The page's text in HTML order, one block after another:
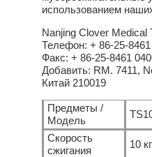
использованием
Nanjing Clover Medical
Телефон: + 86-25-8461
Факс: + 86-25-8461
Добавить: RM. 7411,
Китай 210019
Предметы /
Модель
Скорость
сжигания
10